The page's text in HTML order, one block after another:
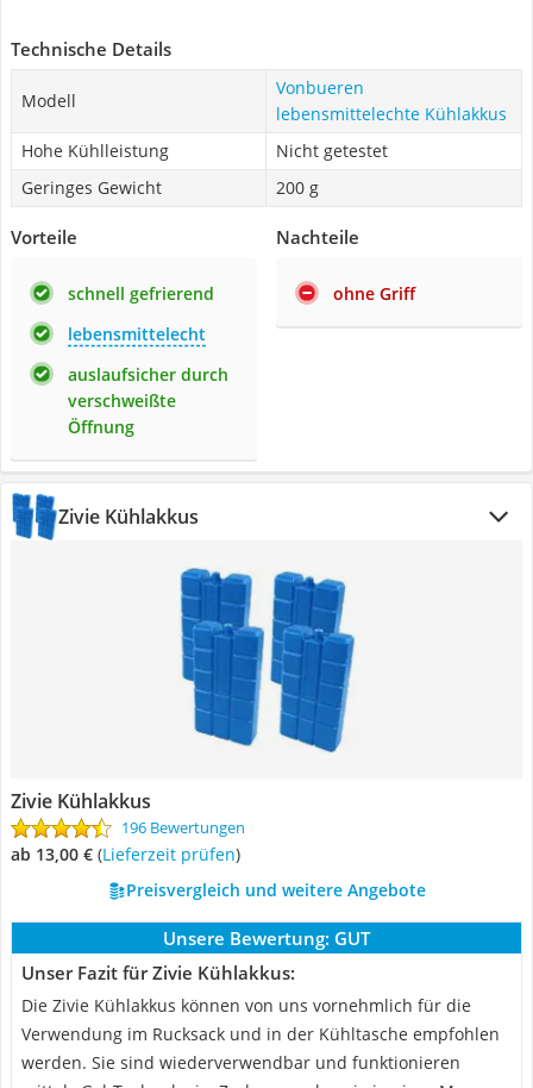
Technische Details
Modell
Vonbueren
lebensmittelechte Kühlakkus
Hohe Kühlleistung
Nicht getestet
Geringes Gewicht
200 g
Vorteile
schnell gefrierend
lebensmittelecht
auslaufsicher durch
verschweißte
Öffnung
Nachteile
ohne Griff
Zivie Kühlakkus
Zivie Kühlakkus
196 Bewertungen
ab 13,00 € (Lieferzeit prüfen)
Preisvergleich und weitere Angebote
Unsere Bewertung: GUT
Unser Fazit für Zivie Kühlakkus:
Die Zivie Kühlakkus können von uns vornehmlich für die
Verwendung im Rucksack und in der Kühltasche empfohlen
werden. Sie sind wiederverwendbar und funktionieren